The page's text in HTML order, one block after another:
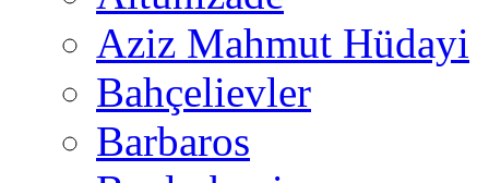
Aziz Mahmut Hüdayi
Bahçelievler
Barbaros